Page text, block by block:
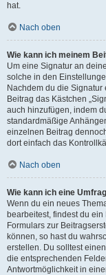
hat.
Nach oben
Wie kann ich meinem
Um eine Signatur an
solche in den
Nachdem du die
Beitrag das Kästchen
auch hinzufügen, indem
standardmäßige
einzelnen Beitrag
dort einfach das
Nach oben
Wie kann ich eine
Wenn du ein neues
bearbeitest, findest du
Formulars zur
können, so hast du
erstellen. Du solltest
die entsprechenden
Antwortmöglichkeit in